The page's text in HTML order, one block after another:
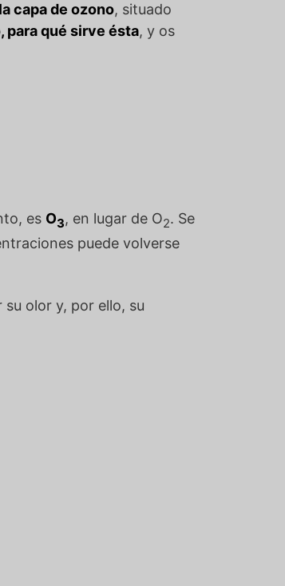
capa de ozono, situado
para qué sirve ésta, y os
es O3, en lugar de O2. Se
puede volverse
olor y, por ello, su